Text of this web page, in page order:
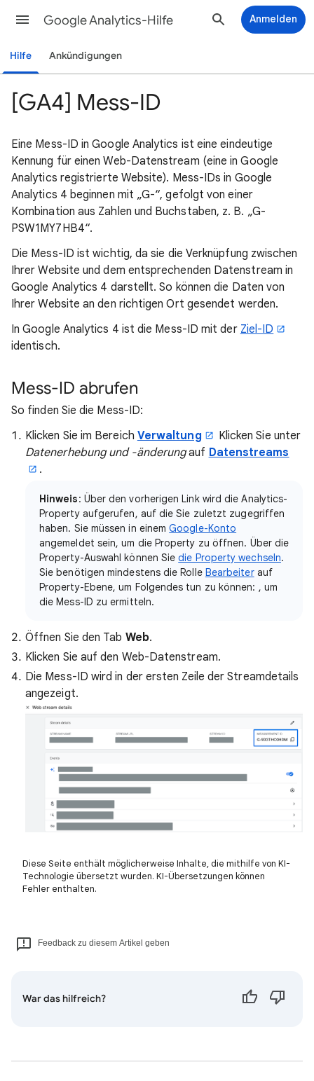
Google Analytics-Hilfe Anmelden
Hilfe Ankündigungen
[GA4] Mess-ID
Eine Mess-ID in Google Analytics ist eine eindeutige
Kennung für einen Web-Datenstream (eine in Google
Analytics registrierte Website). Mess-IDs in Google
Analytics 4 beginnen mit „G-“, gefolgt von einer
Kombination aus Zahlen und Buchstaben, z. B. „G-
PSW1MY7HB4“.
Die Mess-ID ist wichtig, da sie die Verknüpfung zwischen
Ihrer Website und dem entsprechenden Datenstream in
Google Analytics 4 darstellt. So können die Daten von
Ihrer Website an den richtigen Ort gesendet werden.
In Google Analytics 4 ist die Mess-ID mit der Ziel-ID
identisch.
Mess-ID abrufen
So finden Sie die Mess-ID:
Klicken Sie im Bereich Verwaltung
Klicken Sie unter
Datenerhebung und -änderungauf Datenstreams
.
Hinweis: Über den vorherigen Link wird die Analytics-
Property aufgerufen, auf die Sie zuletzt zugegriffen
haben. Sie müssen in einemGoogle-Konto
angemeldet sein, um die Property zu öffnen. Über die
Property-Auswahl können Siedie Property wechseln.
Sie benötigen mindestens die Rolle Bearbeiterauf
Property-Ebene, um Folgendes tun zu können: , um
die Mess-ID zu ermitteln.
Öffnen Sie den Tab Web.
Klicken Sie auf den Web-Datenstream.
Die Mess-ID wird in der ersten Zeile der Streamdetails
angezeigt.
Diese Seite enthält möglicherweise Inhalte, die mithilfe von KI-
Technologie übersetzt wurden. KI-Übersetzungen können
Fehler enthalten.
Feedback zu diesem Artikel geben
War das hilfreich?